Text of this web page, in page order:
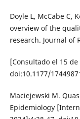
Doyle L, McCabe C,
overview of the
research. Journal of
[Consultado el 15
doi:10.1177/
Maciejewski M.
Epidemiology